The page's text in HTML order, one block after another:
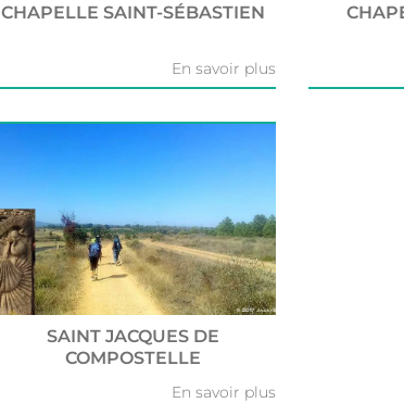
CHAPELLE SAINT-SÉBASTIEN
En savoir plus
SAINT JACQUES DE
COMPOSTELLE
En savoir plus